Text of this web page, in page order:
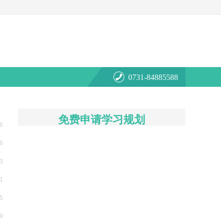
0731-84885588
免费申请学习规划